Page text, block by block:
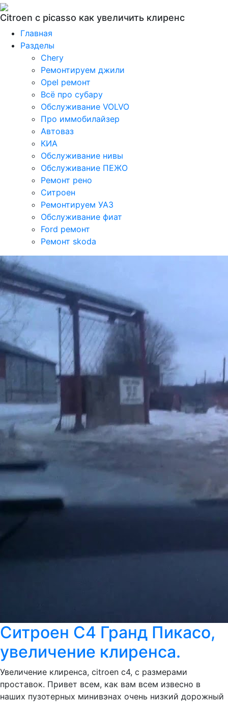
Citroen c picasso как увеличить клиренс
Главная
Разделы
Chery
Ремонтируем джили
Opel ремонт
Всё про субару
Обслуживание VOLVO
Про иммобилайзер
Автоваз
КИА
Обслуживание нивы
Обслуживание ПЕЖО
Ремонт рено
Ситроен
Ремонтируем УАЗ
Обслуживание фиат
Ford ремонт
Ремонт skoda
Ситроен С4 Гранд Пикасо,
увеличение клиренса.
Увеличение клиренса, citroen c4, с размерами
проставок. Привет всем, как вам всем извесно в
наших пузотерных минивэнах очень низкий дорожный